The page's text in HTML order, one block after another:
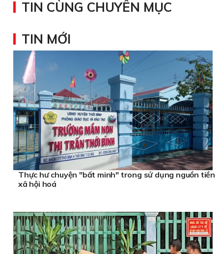
TIN CÙNG CHUYÊN MỤC
TIN MỚI
Thực hư chuyện "bất minh" trong sử dụng nguồn tiền
xã hội hoá